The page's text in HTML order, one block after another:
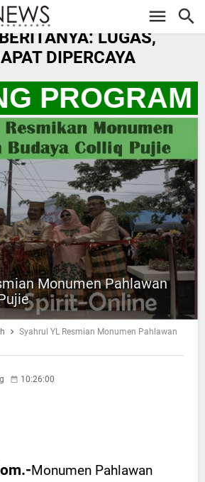
LUGAS,
DIPERCAYA
Monumen Pahlawan
Syahrul YL Resmian Monumen Pahlawan
10:26:00
Monumen Pahlawan